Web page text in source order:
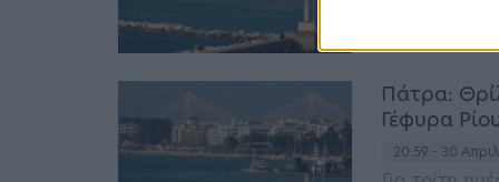
Πάτρα:
Γέφυρα
20:59 - 30